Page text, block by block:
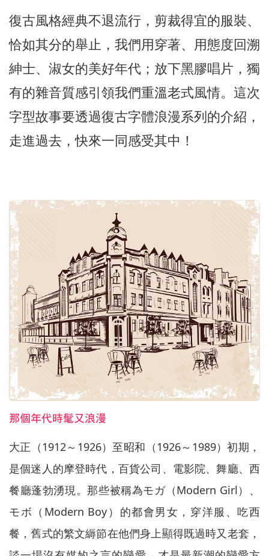
復古風格經典不退流行，剪裁得宜的服裝、
恰如其分的舉止，我們用穿著、用態度回溯
紳士、淑女的美好年代；放下黑膠唱片，獨
有的雜音質感引領我們重溫老式風情。這次
字型故事要透過復古字體浪漫系列的介紹，
走進過去，快來一同感受其中！
那個年代時髦又浪漫
大正（1912～1926）至昭和（1926～1989）初期，
是個迷人的摩登時代，百貨公司、電影院、舞廳、西
餐廳蓬勃湧現。那些被稱為モガ（Modern Girl）、
モボ（Modern Boy）的都會男女，穿洋服、吃西
餐，舊式的繁文縟節在他們身上顯得既過時又老套，